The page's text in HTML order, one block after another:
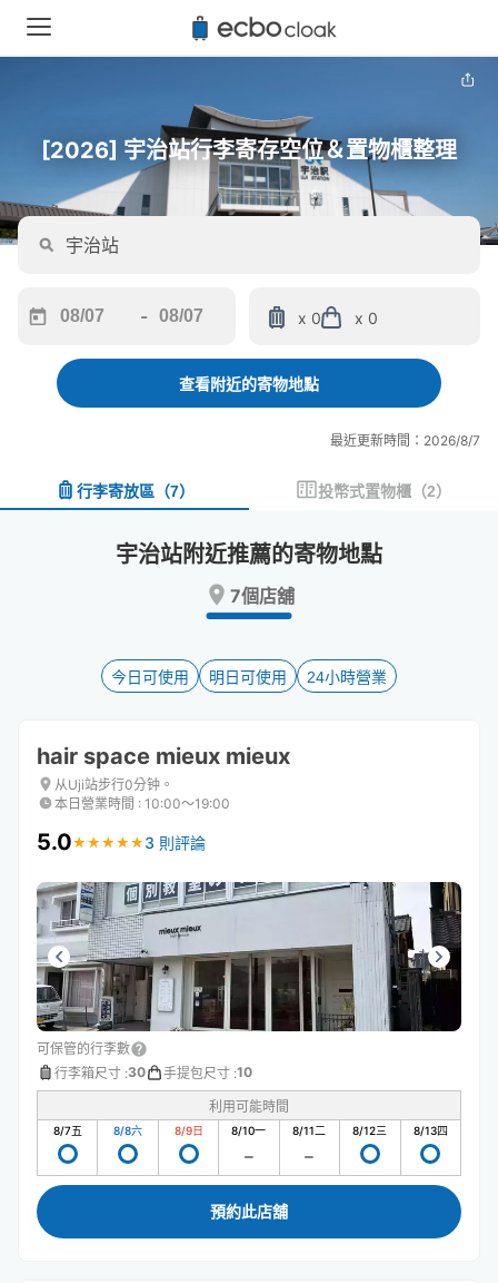
[2026] 宇治站行李寄存空位＆置物櫃整理
forward
interact
and
the
keyboard
shortcuts
for
changing
dates.
-
backward
interact
and
a
date.
key
to
the
keyboard
shortcuts
for
changing
dates.
x 0 x 0
查看附近的寄物地點
最近更新時間：2026/8/7
行李寄放區 （7） 投幣式置物櫃 （2）
宇治站附近推薦的寄物地點
7個店舖
今日可使用 明日可使用 24小時營業
hair space mieux mieux
从Uji站步行0分钟。
本日營業時間 : 10:00〜19:00
5.0★ ★ ★ ★ ★
★ ★ ★ ★ ★ 3 則評論
可保管的行李數
行李箱尺寸 :30 手提包尺寸 :10
利用可能時間
8/7五 8/8六 8/9日 8/10一 8/11二 8/12三 8/13四
預約此店舖